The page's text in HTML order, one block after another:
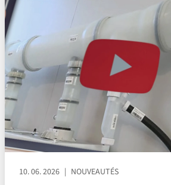
10. 06. 2026 NOUVEAUTÉS